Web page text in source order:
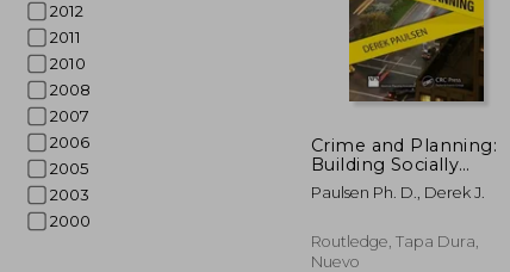
2012
2011
2010
2008
2007
2006
2005
2003
2000
45%
dcto.
Crime and Planning:
Building Socially
Sustainable
Communities (en
Paulsen Ph. D., Derek J.
Routledge, Tapa Dura,
Nuevo